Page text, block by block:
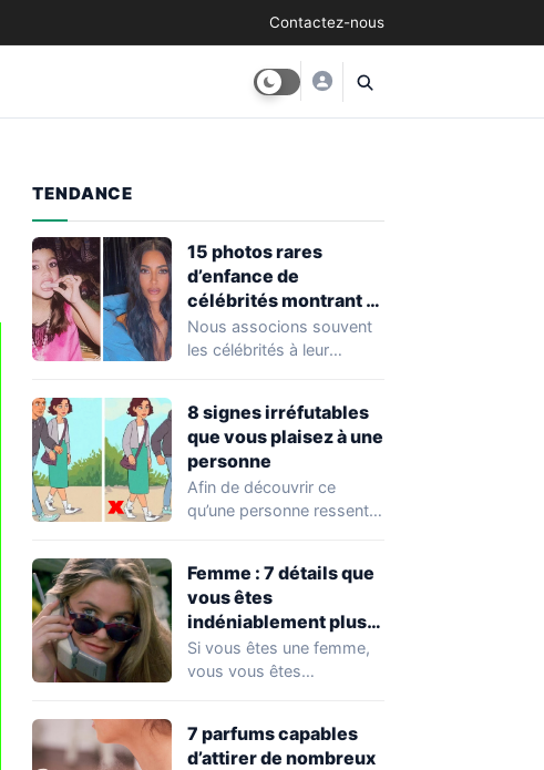
Contactez-nous
TENDANCE
15 photos rares
d’enfance de
célébrités montrant à
quel point elles ont
changé au fil du temps
Nous associons souvent
les célébrités à leur
8 signes irréfutables
que vous plaisez à une
personne
Afin de découvrir ce
qu’une personne ressent
Femme : 7 détails que
vous êtes
indéniablement plus
attirante que vous ne
le pensez
Si vous êtes une femme,
vous vous êtes
les…
7 parfums capables
d’attirer de nombreux